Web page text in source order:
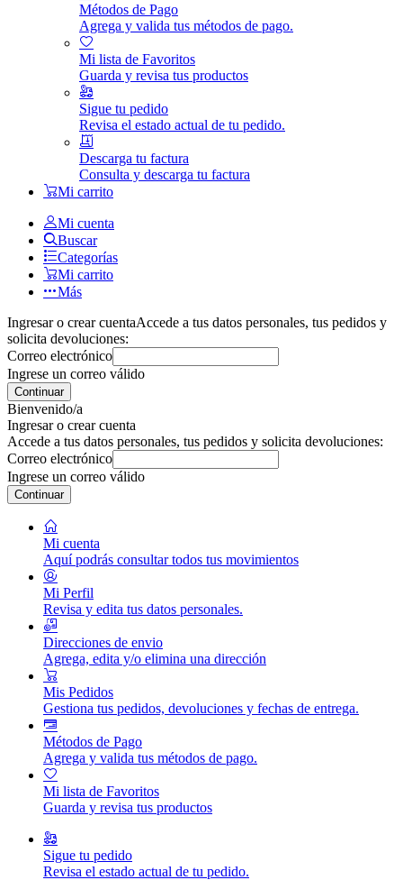
Métodos de Pago
Agrega y valida tus métodos de pago.
Mi lista de Favoritos
Guarda y revisa tus productos
Sigue tu pedido
Revisa el estado actual de tu pedido.
Descarga tu factura
Consulta y descarga tu factura
Mi carrito
Mi cuenta
Buscar
Categorías
Mi carrito
Más
Ingresar o crear cuentaAccede a tus datos personales, tus pedidos y
solicita devoluciones:
Correo electrónico
Ingrese un correo válido
Continuar
Bienvenido/a
Ingresar o crear cuenta
Accede a tus datos personales, tus pedidos y solicita devoluciones:
Correo electrónico
Ingrese un correo válido
Continuar
Mi cuenta
Aquí podrás consultar todos tus movimientos
Mi Perfil
Revisa y edita tus datos personales.
Direcciones de envio
Agrega, edita y/o elimina una dirección
Mis Pedidos
Gestiona tus pedidos, devoluciones y fechas de entrega.
Métodos de Pago
Agrega y valida tus métodos de pago.
Mi lista de Favoritos
Guarda y revisa tus productos
Sigue tu pedido
Revisa el estado actual de tu pedido.